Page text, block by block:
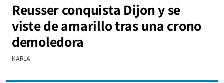
Reusser conquista Dijon y se
viste de amarillo tras una crono
demoledora
KARLA